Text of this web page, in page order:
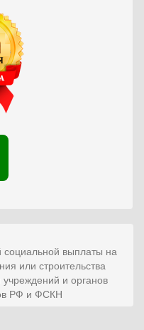
социальной выплаты на
или строительства
и органов
РФ и ФСКН